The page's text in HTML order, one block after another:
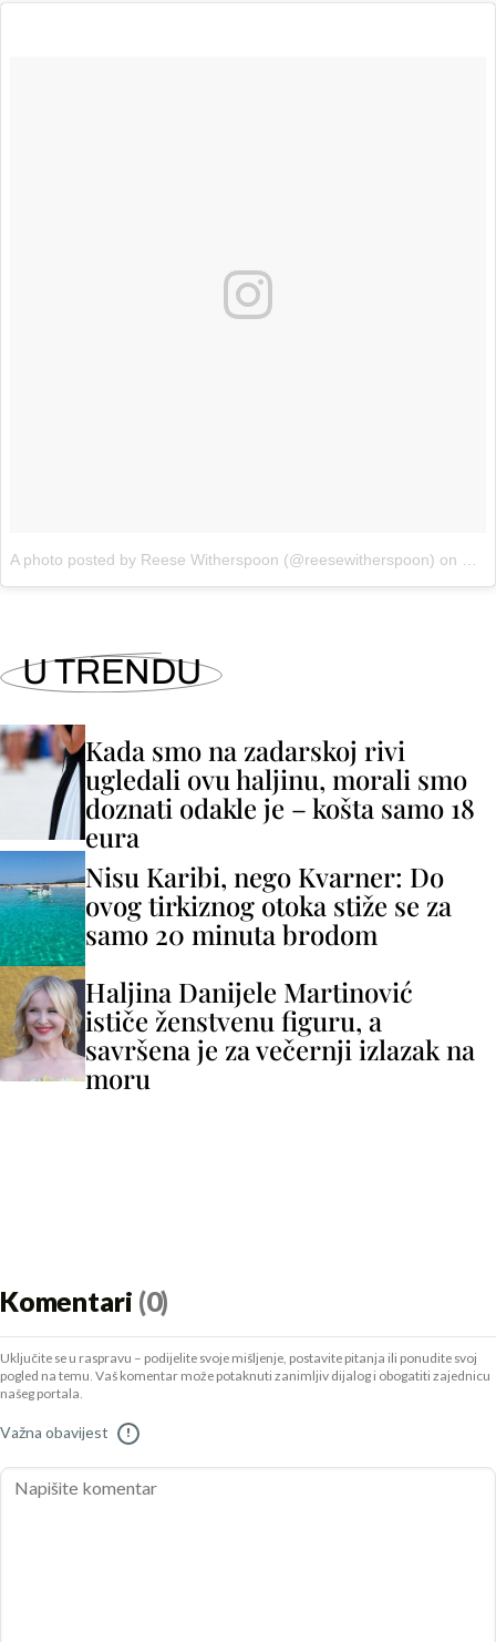
A photo posted by Reese Witherspoon (@reesewitherspoon) on
U TRENDU
Kada smo na zadarskoj rivi
ugledali ovu haljinu, morali smo
doznati odakle je – košta samo 18
eura
Nisu Karibi, nego Kvarner: Do
ovog tirkiznog otoka stiže se za
samo 20 minuta brodom
Haljina Danijele Martinović
ističe ženstvenu figuru, a
savršena je za večernji izlazak na
moru
Komentari (0)
Uključite se u raspravu – podijelite svoje mišljenje, postavite pitanja ili ponudite svoj
pogled na temu. Vaš komentar može potaknuti zanimljiv dijalog i obogatiti zajednicu
našeg portala.
Važna obavijest !